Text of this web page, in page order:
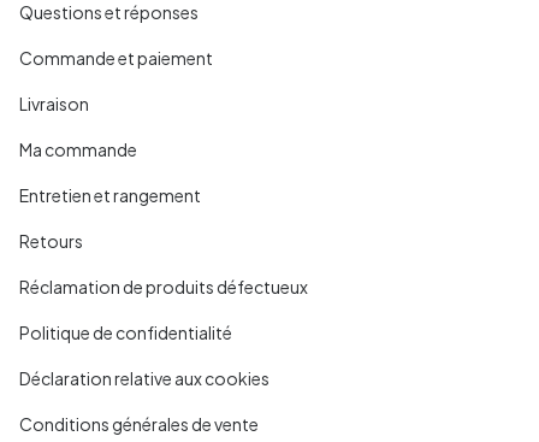
Questions et réponses
Commande et paiement
Livraison
Ma commande
Entretien et rangement
Retours
Réclamation de produits défectueux
Politique de confidentialité
Déclaration relative aux cookies
Conditions générales de vente